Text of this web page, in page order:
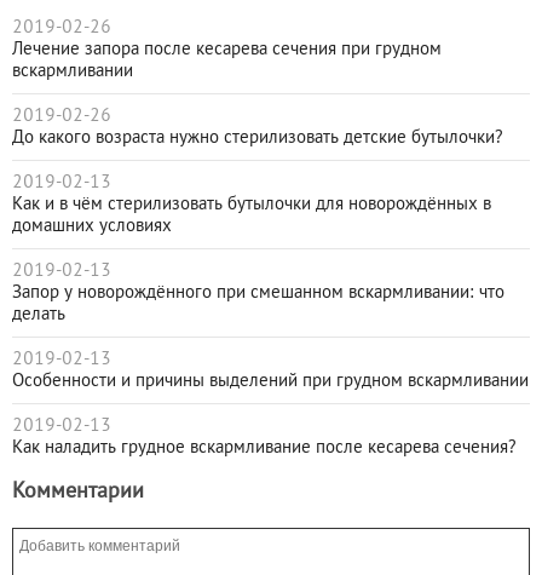
2019-02-26
Лечение запора после кесарева сечения при грудном
вскармливании
2019-02-26
До какого возраста нужно стерилизовать детские бутылочки?
2019-02-13
Как и в чём стерилизовать бутылочки для новорождённых в
домашних условиях
2019-02-13
Запор у новорождённого при смешанном вскармливании: что
делать
2019-02-13
Особенности и причины выделений при грудном вскармливании
2019-02-13
Как наладить грудное вскармливание после кесарева сечения?
Комментарии